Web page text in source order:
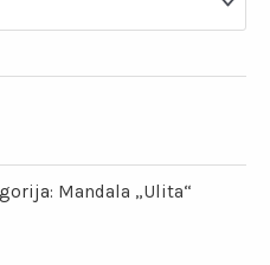
Mandala „Ulita“